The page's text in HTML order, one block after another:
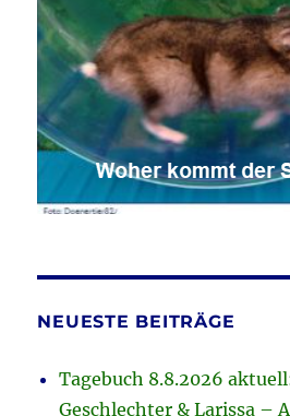
NEUESTE BEITRÄGE
Tagebuch 8.8.2026
Geschlechter & Larissa –